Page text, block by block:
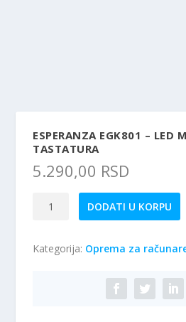
ESPERANZA EGK801 – LED
TASTATURA
5.290,00 RSD
Led
DODATI U KORPU
Kategorija: Oprema za